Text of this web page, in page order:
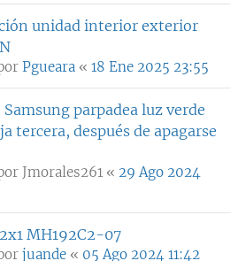
unidad interior exterior
Pgueara « 18 Ene 2025 23:55
Samsung parpadea luz verde
tercera, después de apagarse
Jmorales261 « 29 Ago 2024
MH192C2-07
juande « 05 Ago 2024 11:42